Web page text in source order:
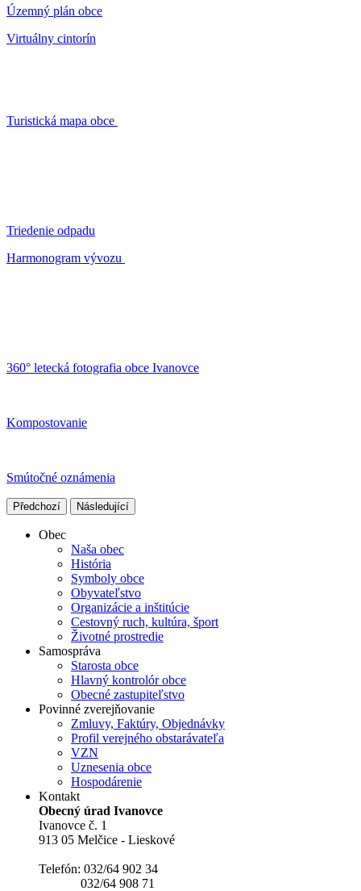
Územný plán obce
Virtuálny cintorín
Turistická mapa obce
Triedenie odpadu
Harmonogram vývozu
360° letecká fotografia obce Ivanovce
Kompostovanie
Smútočné oznámenia
Předchozí Následující
Obec
Naša obec
História
Symboly obce
Obyvateľstvo
Organizácie a inštitúcie
Cestovný ruch, kultúra, šport
Životné prostredie
Samospráva
Starosta obce
Hlavný kontrolór obce
Obecné zastupiteľstvo
Povinné zverejňovanie
Zmluvy, Faktúry, Objednávky
Profil verejného obstarávateľa
VZN
Uznesenia obce
Hospodárenie
Kontakt
Obecný úrad Ivanovce
Ivanovce č. 1
913 05 Melčice - Lieskové
Telefón: 032/64 902 34
032/64 908 71